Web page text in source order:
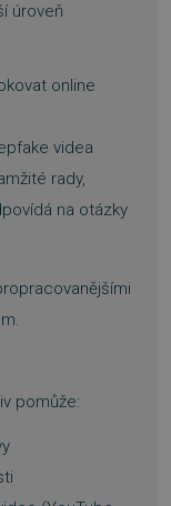
úroveň
online
videa
rady,
na otázky
pomůže: